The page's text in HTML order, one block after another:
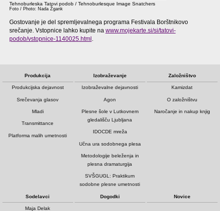
Tehnoburleska Tatovi podob / Tehnoburlesque Image Snatchers
Foto / Photo: Nada Žgank
Gostovanje je del spremljevalnega programa Festivala Borštnikovo
srečanje. Vstopnice lahko kupite na www.mojekarte.si/si/tatovi-
podob/vstopnice-1140025.html .
Produkcija
Produkcijska dejavnost
Srečevanja glasov
Mladi
Transmittance
Platforma malih umetnosti
Izobraževanje
Izobraževalne dejavnosti
Agon
Plesne šole v Lutkovnem
gledališču Ljubljana
IDOCDE mreža
Učna ura sodobnega plesa
Metodologije beleženja in
plesna dramaturgija
SVŠGUGL: Praktikum
sodobne plesne umetnosti
Založništvo
Kamizdat
O založništvu
Naročanje in nakup knjig
Sodelavci
Maja Delak
Dogodki Novice